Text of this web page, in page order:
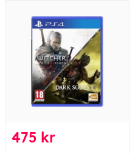
475 kr